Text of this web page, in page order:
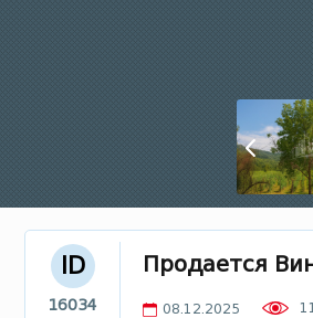
ID
16034
Продается
08.12.2025